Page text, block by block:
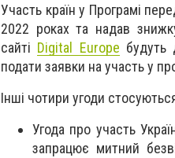
Участь країн у Програмі
2022 роках та надав
сайті Digital Europe будуть
подати заявки на участь у
Інші чотири угоди
Угода про участь
запрацює митний